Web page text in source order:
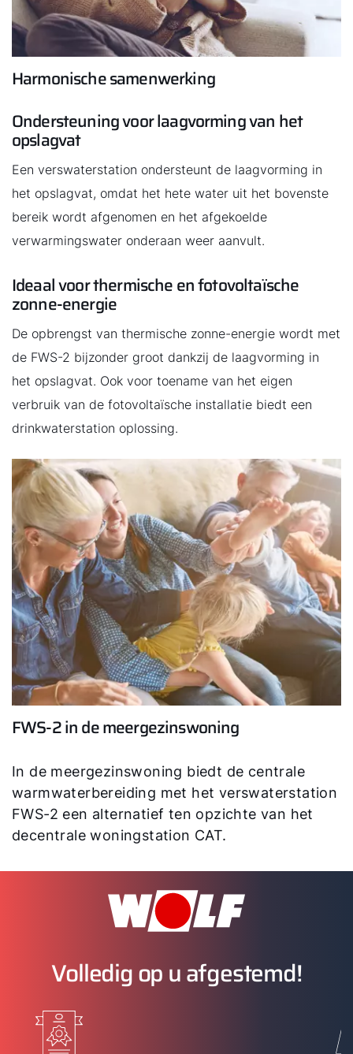
Harmonische samenwerking
Ondersteuning voor laagvorming van het
opslagvat
Een verswaterstation ondersteunt de laagvorming in
het opslagvat, omdat het hete water uit het bovenste
bereik wordt afgenomen en het afgekoelde
verwarmingswater onderaan weer aanvult.
Ideaal voor thermische en fotovoltaïsche
zonne-energie
De opbrengst van thermische zonne-energie wordt met
de FWS-2 bijzonder groot dankzij de laagvorming in
het opslagvat. Ook voor toename van het eigen
verbruik van de fotovoltaïsche installatie biedt een
drinkwaterstation oplossing.
FWS-2 in de meergezinswoning
In de meergezinswoning biedt de centrale
warmwaterbereiding met het verswaterstation
FWS-2 een alternatief ten opzichte van het
decentrale woningstation CAT.
Volledig op u afgestemd!